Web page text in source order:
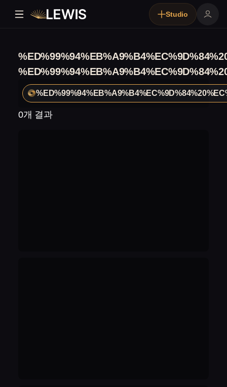
Studio
0개 결과